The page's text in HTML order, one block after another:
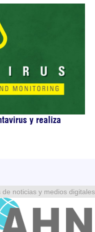
y realiza
de noticias y medios digitales